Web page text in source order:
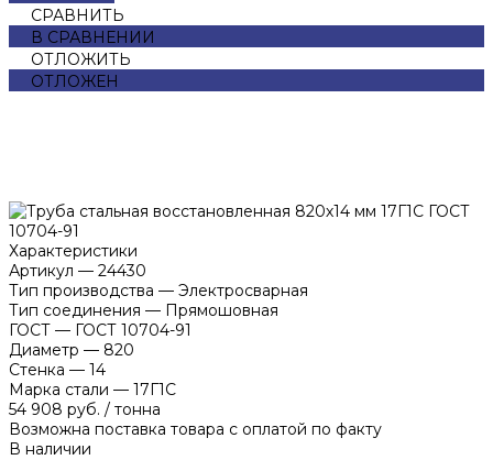
СРАВНИТЬ
В СРАВНЕНИИ
ОТЛОЖИТЬ
ОТЛОЖЕН
Характеристики
Артикул — 24430
Тип производства — Электросварная
Тип соединения — Прямошовная
ГОСТ — ГОСТ 10704-91
Диаметр — 820
Стенка — 14
Марка стали — 17Г1С
54 908 руб. / тонна
Возможна поставка товара с оплатой по факту
В наличии